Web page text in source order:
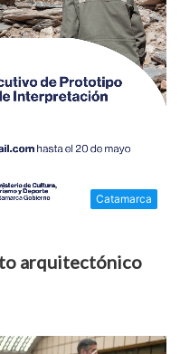
Catamarca
arquitectónico